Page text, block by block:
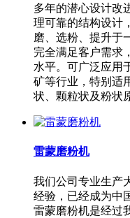
多年的潜心设计改
理可靠的结构设计
磨、选粉、提升于
完全满足客户需求
水平。可广泛应用
矿等行业，特别适
状、颗粒状及粉状
雷蒙磨粉机
我们公司专业生产
经验，已经成为中
雷蒙磨粉机是经过